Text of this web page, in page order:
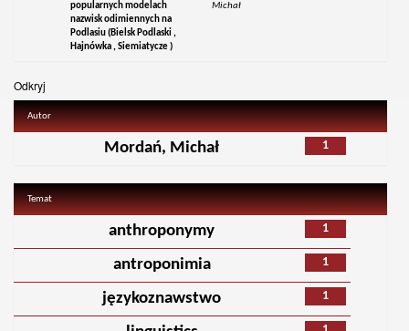
popularnych modelach
nazwisk odimiennych na
Podlasiu (Bielsk Podlaski ,
Hajnówka , Siemiatycze )
Michał
Odkryj
Autor
1
Mordań, Michał
Temat
1
anthroponymy
1
antroponimia
1
językoznawstwo